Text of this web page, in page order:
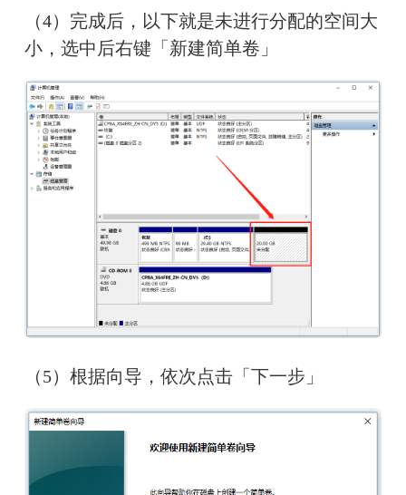
（4）完成后，以下就是未进行分配的空间大
小，选中后右键「新建简单卷」
（5）根据向导，依次点击「下一步」